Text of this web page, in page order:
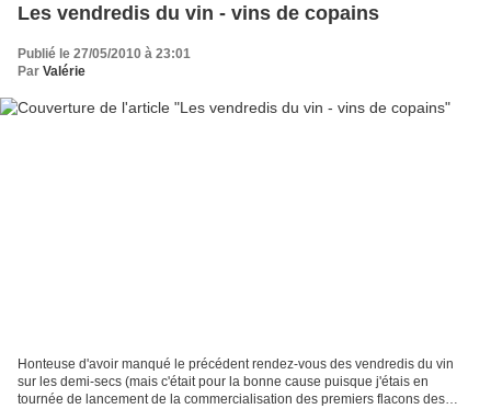
Les vendredis du vin - vins de copains
Publié le 27/05/2010 à 23:01
Par Valérie
Honteuse d'avoir manqué le précédent rendez-vous des vendredis du vin
sur les demi-secs (mais c'était pour la bonne cause puisque j'étais en
tournée de lancement de la commercialisation des premiers flacons des